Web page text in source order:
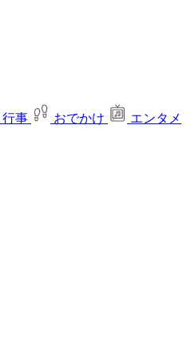
行事 おでかけ
エンタメ